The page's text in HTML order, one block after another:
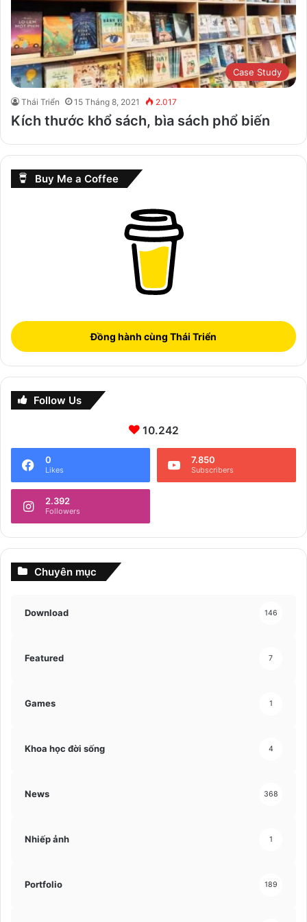
Case Study
Thái Triển 15 Tháng 8, 2021 2.017
Kích thước khổ sách, bìa sách phổ biến
Buy Me a Coffee
Đồng hành cùng Thái Triển
Follow Us
10.242
0
Likes
7.850
Subscribers
2.392
Followers
Chuyên mục
Download 146
Featured 7
Games 1
Khoa học đời sống 4
News 368
Nhiếp ảnh 1
Portfolio 189